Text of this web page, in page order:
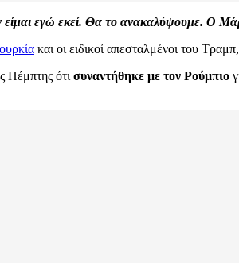
είμαι εγώ εκεί. Θα το ανακαλύψουμε. Ο
και οι ειδικοί απεσταλμένοι του Τραμπ,
Πέμπτης ότι συναντήθηκε με τον Ρούμπιο